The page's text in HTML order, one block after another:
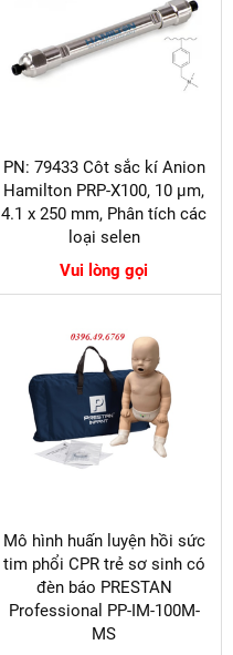
PN: 79433 Côt sắc kí Anion
Hamilton PRP-X100, 10 µm,
4.1 x 250 mm, Phân tích các
loại selen
Vui lòng gọi
Mô hình huấn luyện hồi sức
tim phổi CPR trẻ sơ sinh có
đèn báo PRESTAN
Professional PP-IM-100M-
MS